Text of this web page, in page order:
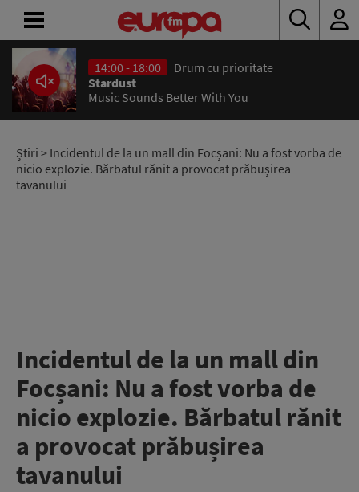
14:00 - 18:00
Drum cu prioritate
Stardust
Music Sounds Better With You
Știri > Incidentul de la un mall din Focșani: Nu a fost vorba de
nicio explozie. Bărbatul rănit a provocat prăbușirea
tavanului
Incidentul de la un mall din
Focșani: Nu a fost vorba de
nicio explozie. Bărbatul rănit
a provocat prăbușirea
tavanului
ACASĂ
ȘTIRI
RADIO
CONCURSURI